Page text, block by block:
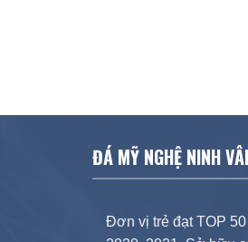
ĐÁ MỸ NGHỆ NINH
Đơn vị trẻ đạt TOP